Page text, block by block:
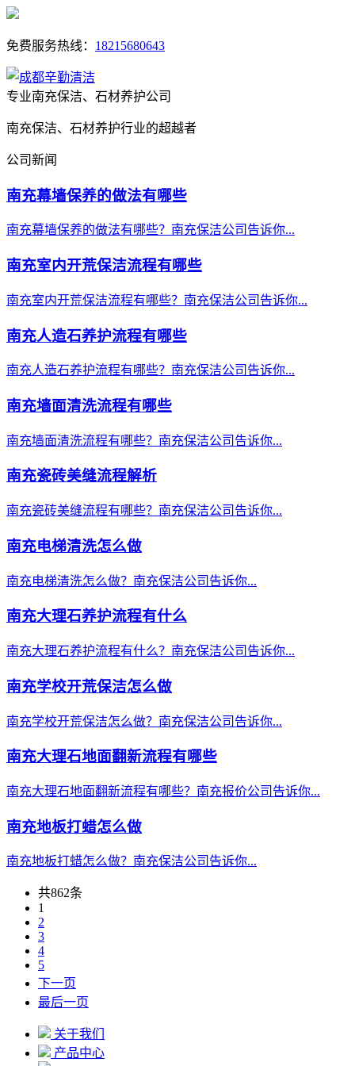
免费服务热线： 18215680643
专业南充保洁、石材养护公司
南充保洁、石材养护行业的超越者
公司新闻
南充幕墙保养的做法有哪些
南充幕墙保养的做法有哪些？南充保洁公司告诉你...
南充室内开荒保洁流程有哪些
南充室内开荒保洁流程有哪些？南充保洁公司告诉你...
南充人造石养护流程有哪些
南充人造石养护流程有哪些？南充保洁公司告诉你...
南充墙面清洗流程有哪些
南充墙面清洗流程有哪些？南充保洁公司告诉你...
南充瓷砖美缝流程解析
南充瓷砖美缝流程有哪些？南充保洁公司告诉你...
南充电梯清洗怎么做
南充电梯清洗怎么做？南充保洁公司告诉你...
南充大理石养护流程有什么
南充大理石养护流程有什么？南充保洁公司告诉你...
南充学校开荒保洁怎么做
南充学校开荒保洁怎么做？南充保洁公司告诉你...
南充大理石地面翻新流程有哪些
南充大理石地面翻新流程有哪些？南充报价公司告诉你...
南充地板打蜡怎么做
南充地板打蜡怎么做？南充保洁公司告诉你...
共862条
1
2
3
4
5
下一页
最后一页
关于我们
产品中心